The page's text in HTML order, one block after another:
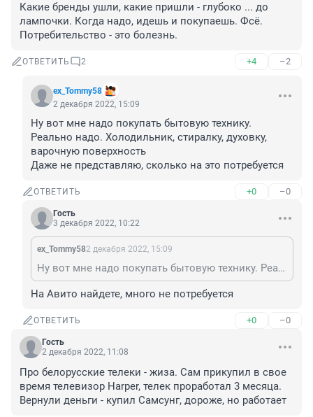
Какие бренды ушли, какие пришли - глубоко ... до
лампочки. Когда надо, идешь и покупаешь. Фсё.
Потребительство - это болезнь.
ОТВЕТИТЬ 2 +4 –2
ex_Tommy58
2 декабря 2022, 15:09
Ну вот мне надо покупать бытовую технику.
Реально надо. Холодильник, стиралку, духовку,
варочную поверхность
Даже не представляю, сколько на это потребуется
ОТВЕТИТЬ +0 –0
Гость
3 декабря 2022, 10:22
ex_Tommy582 декабря 2022, 15:09
Ну вот мне надо покупать бытовую технику. Реально надо. Холодильник, стиралку, духовку, варочную поверхность Даже не представляю, сколько на это потребуется
На Авито найдете, много не потребуется
ОТВЕТИТЬ +0 –0
Гость
2 декабря 2022, 11:08
Про белорусские телеки - жиза. Сам прикупил в свое
время телевизор Harper, телек проработал 3 месяца.
Вернули деньги - купил Самсунг, дороже, но работает